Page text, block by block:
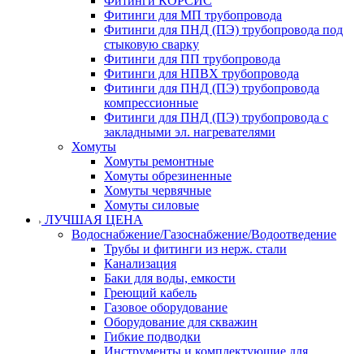
Фитинги для МП трубопровода
Фитинги для ПНД (ПЭ) трубопровода под
стыковую сварку
Фитинги для ПП трубопровода
Фитинги для НПВХ трубопровода
Фитинги для ПНД (ПЭ) трубопровода
компрессионные
Фитинги для ПНД (ПЭ) трубопровода с
закладными эл. нагревателями
Хомуты
Хомуты ремонтные
Хомуты обрезиненные
Хомуты червячные
Хомуты силовые
ЛУЧШАЯ ЦЕНА
Водоснабжение/Газоснабжение/Водоотведение
Трубы и фитинги из нерж. стали
Канализация
Баки для воды, емкости
Греющий кабель
Газовое оборудование
Оборудование для скважин
Гибкие подводки
Инструменты и комплектующие для